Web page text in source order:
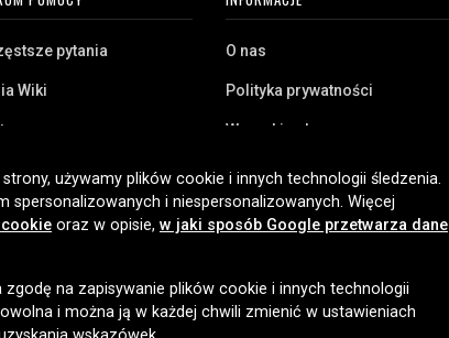
pytania
Wiki
biznesowy
posiadam?
O nas
Polityka prywatności
Warunki zakupu
Pliki cookie
DOSTAWY
używamy plików cookie i innych technologii śledzenia.
spersonalizowanych i niespersonalizowanych. Więcej
oraz w opisie, w jaki sposób Google przetwarza dane
zgodę na zapisywanie plików cookie i innych technologii
i można ją w każdej chwili zmienić w ustawieniach